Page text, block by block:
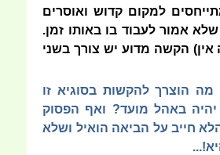
למקום קדוש ואוסרים
אמור לעבוד בו באותו זמן.
אין) הקשה מדוע יש צורך בשני
הוצרך להקשות בסוגיא זו
באהל מועד? ואף הפסוק
חייב על הביאה הואיל ושלא